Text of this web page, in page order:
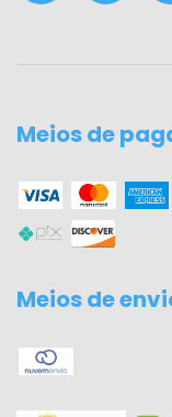
Meios de
Meios de